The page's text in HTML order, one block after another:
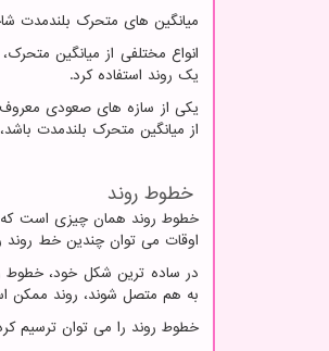
میانگین های متحرک بلندمدت
انواع مختلفی از میانگین
یک روند استفاده کرد.
یکی از سازه های صعودی
از میانگین متحرک بلندمدت باشد، معمولاً میانگین متحرک 50
خطوط روند
خطوط روند همان چیزی است که
اوقات می توان چندین خط روند
در ساده ترین شکل خود، خطوط
به هم متصل شوند، روند ممکن
خطوط روند را می توان ترسیم